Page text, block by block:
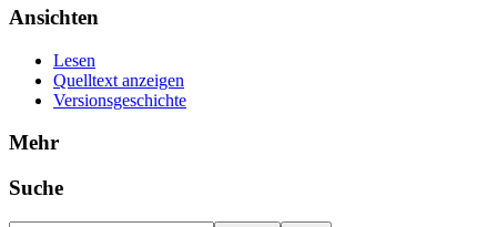
Ansichten
Lesen
Quelltext anzeigen
Versionsgeschichte
Mehr
Suche